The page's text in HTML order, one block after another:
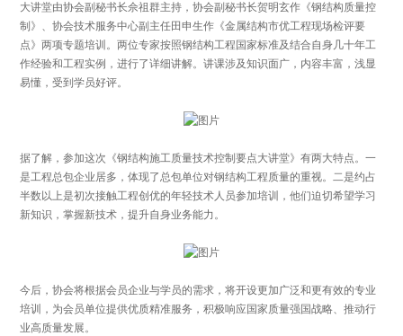
大讲堂由协会副秘书长佘祖群主持，协会副秘书长贺明玄作《钢结构质量控
制》、协会技术服务中心副主任田申生作《金属结构市优工程现场检评要
点》两项专题培训。两位专家按照钢结构工程国家标准及结合自身几十年工
作经验和工程实例，进行了详细讲解。讲课涉及知识面广，内容丰富，浅显
易懂，受到学员好评。
据了解，参加这次《钢结构施工质量技术控制要点大讲堂》有两大特点。一
是工程总包企业居多，体现了总包单位对钢结构工程质量的重视。二是约占
半数以上是初次接触工程创优的年轻技术人员参加培训，他们迫切希望学习
新知识，掌握新技术，提升自身业务能力。
今后，协会将根据会员企业与学员的需求，将开设更加广泛和更有效的专业
培训，为会员单位提供优质精准服务，积极响应国家质量强国战略、推动行
业高质量发展。